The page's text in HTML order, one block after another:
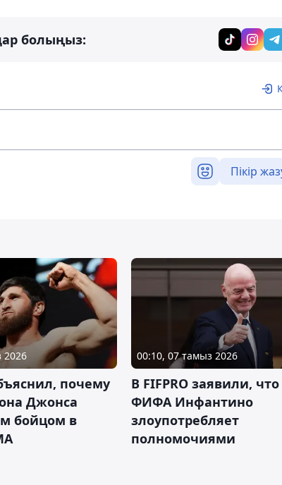
болыңыз:
Пікір
2026
почему
Джонса
бойцом в
00:10, 07 тамыз 2026
В FIFPRO заявили,
ФИФА Инфантино
злоупотребляет
полномочиями